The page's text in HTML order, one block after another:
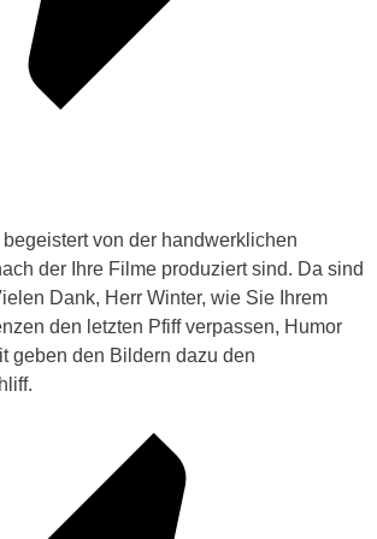
von der handwerklichen
der Ihre Filme produziert sind. Da sind
Dank, Herr Winter, wie Sie Ihrem
den letzten Pfiff verpassen, Humor
geben den Bildern dazu den